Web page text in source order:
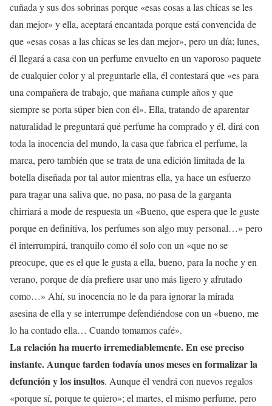
cuñada y sus dos sobrinas porque «esas cosas a las chicas se les
dan mejor» y ella, aceptará encantada porque está convencida de
que «esas cosas a las chicas se les dan mejor», pero un día; lunes,
él llegará a casa con un perfume envuelto en un vaporoso paquete
de cualquier color y al preguntarle ella, él contestará que «es para
una compañera de trabajo, que mañana cumple años y que
siempre se porta súper bien con él». Ella, tratando de aparentar
naturalidad le preguntará qué perfume ha comprado y él, dirá con
toda la inocencia del mundo, la casa que fabrica el perfume, la
marca, pero también que se trata de una edición limitada de la
botella diseñada por tal autor mientras ella, ya hace un esfuerzo
para tragar una saliva que, no pasa, no pasa de la garganta
chirriará a mode de respuesta un «Bueno, que espera que le guste
porque en definitiva, los perfumes son algo muy personal…» pero
él interrumpirá, tranquilo como él solo con un «que no se
preocupe, que es el que le gusta a ella, bueno, para la noche y en
verano, porque de día prefiere usar uno más ligero y afrutado
como…» Ahí, su inocencia no le da para ignorar la mirada
asesina de ella y se interrumpe defendiéndose con un «bueno, me
lo ha contado ella… Cuando tomamos café».
La relación ha muerto irremediablemente. En ese preciso
instante. Aunque tarden todavía unos meses en formalizar la
defunción y los insultos. Aunque él vendrá con nuevos regalos
«porque sí, porque te quiero»; el martes, el mismo perfume, pero